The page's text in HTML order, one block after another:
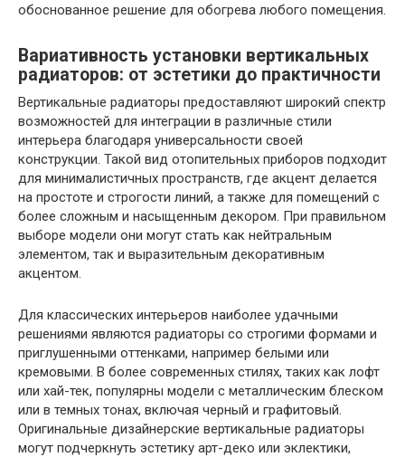
обоснованное решение для обогрева любого помещения.
Вариативность установки вертикальных
радиаторов: от эстетики до практичности
Вертикальные радиаторы предоставляют широкий спектр
возможностей для интеграции в различные стили
интерьера благодаря универсальности своей
конструкции. Такой вид отопительных приборов подходит
для минималистичных пространств, где акцент делается
на простоте и строгости линий, а также для помещений с
более сложным и насыщенным декором. При правильном
выборе модели они могут стать как нейтральным
элементом, так и выразительным декоративным
акцентом.
Для классических интерьеров наиболее удачными
решениями являются радиаторы со строгими формами и
приглушенными оттенками, например белыми или
кремовыми. В более современных стилях, таких как лофт
или хай-тек, популярны модели с металлическим блеском
или в темных тонах, включая черный и графитовый.
Оригинальные дизайнерские вертикальные радиаторы
могут подчеркнуть эстетику арт-деко или эклектики,